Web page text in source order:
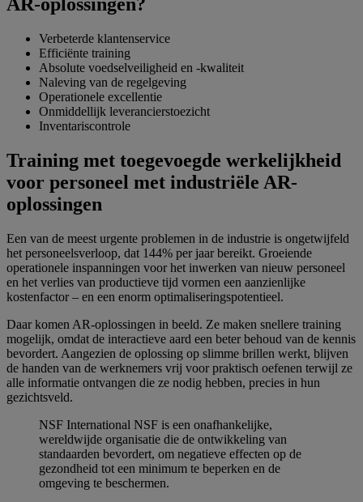
Verbeterde klantenservice
Efficiënte training
Absolute voedselveiligheid en -kwaliteit
Naleving van de regelgeving
Operationele excellentie
Onmiddellijk leverancierstoezicht
Inventariscontrole
Training met toegevoegde werkelijkheid
voor personeel met industriële AR-
oplossingen
Een van de meest urgente problemen in de industrie is ongetwijfeld
het personeelsverloop, dat 144% per jaar bereikt. Groeiende
operationele inspanningen voor het inwerken van nieuw personeel
en het verlies van productieve tijd vormen een aanzienlijke
kostenfactor – en een enorm optimaliseringspotentieel.
Daar komen AR-oplossingen in beeld. Ze maken snellere training
mogelijk, omdat de interactieve aard een beter behoud van de kennis
bevordert. Aangezien de oplossing op slimme brillen werkt, blijven
de handen van de werknemers vrij voor praktisch oefenen terwijl ze
alle informatie ontvangen die ze nodig hebben, precies in hun
gezichtsveld.
NSF International NSF is een onafhankelijke,
wereldwijde organisatie die de ontwikkeling van
standaarden bevordert, om negatieve effecten op de
gezondheid tot een minimum te beperken en de
omgeving te beschermen.